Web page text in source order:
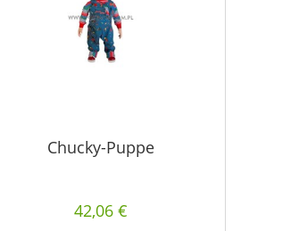
Chucky-Puppe
42,06 €